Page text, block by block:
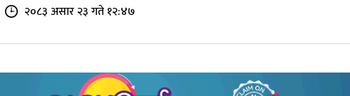
२०८३ असार २३ गते १२:४७